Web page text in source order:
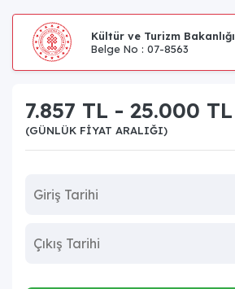
Kültür ve Turizm Bakanlığı
Belge No : 07-8563
7.857 TL - 25.000 TL
(GÜNLÜK FIYAT ARALIĞI)